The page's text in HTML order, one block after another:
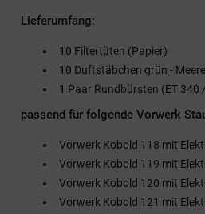
Lieferumfang:
10 Filtertüten (Papier)
10 Duftstäbchen grün -
1 Paar Rundbürsten (ET 340
passend für folgende Vorwerk
Vorwerk Kobold 118 mit
Vorwerk Kobold 119 mit
Vorwerk Kobold 120 mit
Vorwerk Kobold 121 mit